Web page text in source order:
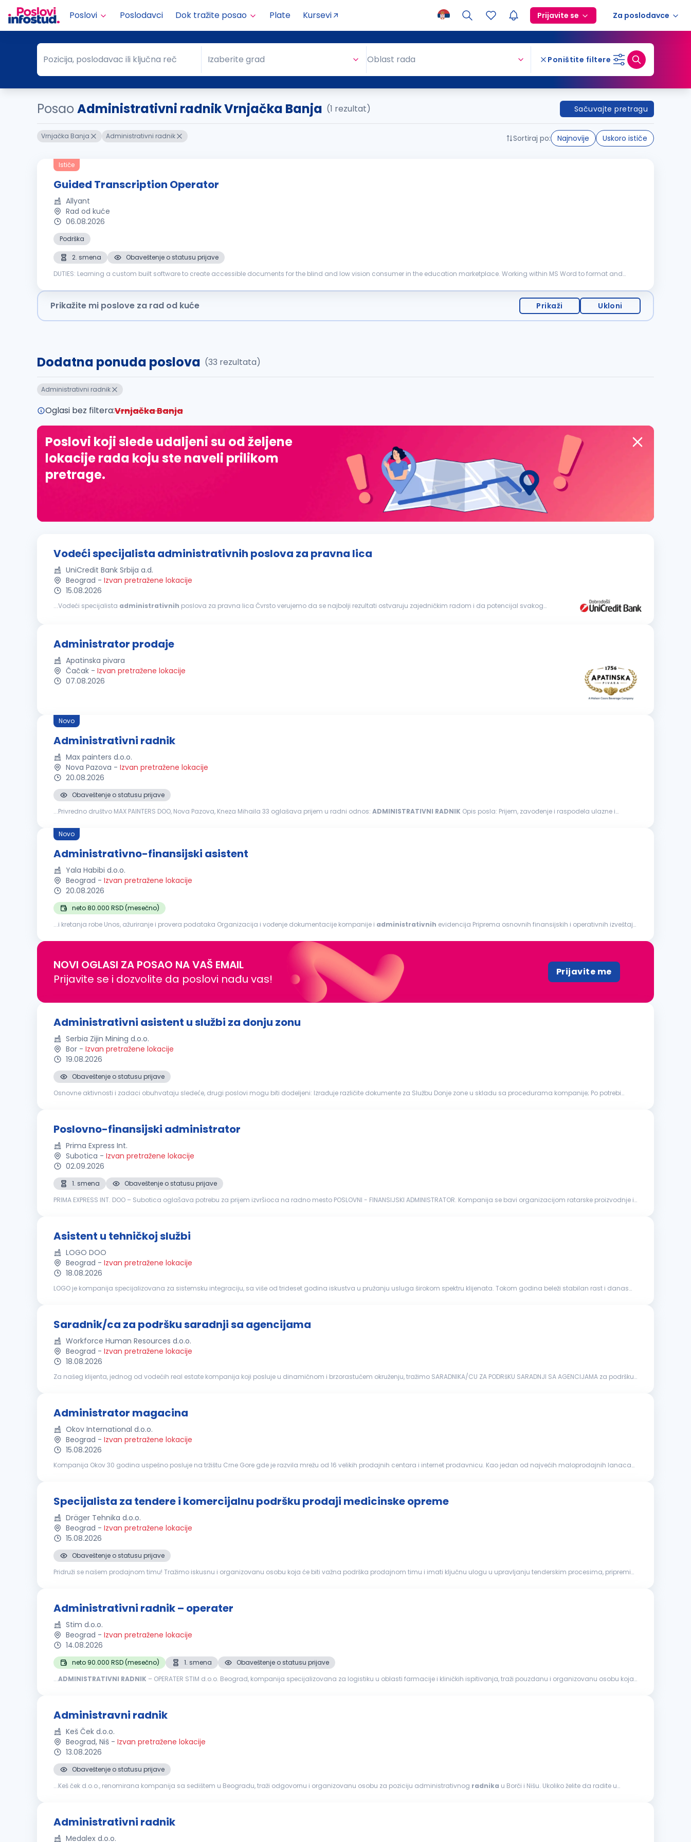
Poslovi Poslodavci Dok tražite posao Plate Kursevi Prijavite se Za poslodavce
Pozicija, poslodavac ili ključna reč
Pozicija, poslodavac ili ključna reč Grad
Izaberite grad Oblast rada Poništite filtere
PosaoAdministrativni radnik Vrnjačka Banja (1 rezultat) Sačuvajte pretragu
Vrnjačka Banja Administrativni radnik Sortiraj po: Najnovije Uskoro ističe
Ističe
Guided Transcription Operator
Allyant
Rad od kuće
06.08.2026
Podrška
2. smena
Obaveštenje o statusu prijave
DUTIES: Learning a custom built software to create accessible documents for the blind and low vision consumer in the education marketplace. Working within MS Word to format and
Prikažite mi poslove za rad od kuće Prikaži Ukloni
Dodatna ponuda poslova (33 rezultata)
Administrativni radnik
Oglasi bez filtera:Vrnjačka Banja
Poslovi koji slede udaljeni su od željene
lokacije rada koju ste naveli prilikom
pretrage.
Vodeći specijalista administrativnih poslova za pravna lica
UniCredit Bank Srbija a.d.
Beograd - Izvan pretražene lokacije
15.08.2026
...Vodeći specijalista administrativnih poslova za pravna lica Čvrsto verujemo da se najbolji rezultati ostvaruju zajedničkim radom i da potencijal svakog
Administrator prodaje
Apatinska pivara
Čačak - Izvan pretražene lokacije
07.08.2026
Novo
Administrativni radnik
Max painters d.o.o.
Nova Pazova - Izvan pretražene lokacije
20.08.2026
Obaveštenje o statusu prijave
...Privredno društvo MAX PAINTERS DOO, Nova Pazova, Kneza Mihaila 33 oglašava prijem u radni odnos: ADMINISTRATIVNI RADNIK Opis posla: Prijem, zavođenje i raspodela ulazne i
Novo
Administrativno-finansijski asistent
Yala Habibi d.o.o.
Beograd - Izvan pretražene lokacije
20.08.2026
neto 80.000 RSD (mesečno)
...i kretanja robe Unos, ažuriranje i provera podataka Organizacija i vođenje dokumentacije kompanije i administrativnih evidencija Priprema osnovnih finansijskih i operativnih izveštaja
NOVI OGLASI ZA POSAO NA VAŠ EMAIL
Prijavite se i dozvolite da poslovi nađu vas!
Prijavite me
Administrativni asistent u službi za donju zonu
Serbia Zijin Mining d.o.o.
Bor - Izvan pretražene lokacije
19.08.2026
Obaveštenje o statusu prijave
Osnovne aktivnosti i zadaci obuhvataju sledeće, drugi poslovi mogu biti dodeljeni: Izrađuje različite dokumente za Službu Donje zone u skladu sa procedurama kompanije; Po potrebi
Poslovno-finansijski administrator
Prima Express Int.
Subotica - Izvan pretražene lokacije
02.09.2026
1. smena
Obaveštenje o statusu prijave
PRIMA EXPRESS INT. DOO – Subotica oglašava potrebu za prijem izvršioca na radno mesto POSLOVNI - FINANSIJSKI ADMINISTRATOR. Kompanija se bavi organizacijom ratarske proizvodnje i
Asistent u tehničkoj službi
LOGO DOO
Beograd - Izvan pretražene lokacije
18.08.2026
LOGO je kompanija specijalizovana za sistemsku integraciju, sa više od trideset godina iskustva u pružanju usluga širokom spektru klijenata. Tokom godina beleži stabilan rast i danas
Saradnik/ca za podršku saradnji sa agencijama
Workforce Human Resources d.o.o.
Beograd - Izvan pretražene lokacije
18.08.2026
Za našeg klijenta, jednog od vodećih real estate kompanija koji posluje u dinamičnom i brzorastućem okruženju, tražimo SARADNIKA/CU ZA PODRšKU SARADNJI SA AGENCIJAMA za podršku
Administrator magacina
Okov International d.o.o.
Beograd - Izvan pretražene lokacije
15.08.2026
Kompanija Okov 30 godina uspešno posluje na tržištu Crne Gore gde je razvila mrežu od 16 velikih prodajnih centara i internet prodavnicu. Kao jedan od najvećih maloprodajnih lanaca
Specijalista za tendere i komercijalnu podršku prodaji medicinske opreme
Dräger Tehnika d.o.o.
Beograd - Izvan pretražene lokacije
15.08.2026
Obaveštenje o statusu prijave
Pridruži se našem prodajnom timu! Tražimo iskusnu i organizovanu osobu koja će biti važna podrška prodajnom timu i imati ključnu ulogu u upravljanju tenderskim procesima, pripremi
Administrativni radnik – operater
Stim d.o.o.
Beograd - Izvan pretražene lokacije
14.08.2026
neto 90.000 RSD (mesečno) 1. smena
Obaveštenje o statusu prijave
...ADMINISTRATIVNI RADNIK – OPERATER STIM d.o.o. Beograd, kompanija specijalizovana za logistiku u oblasti farmacije i kliničkih ispitivanja, traži pouzdanu i organizovanu osobu koja
Administravni radnik
Keš Ček d.o.o.
Beograd, Niš - Izvan pretražene lokacije
13.08.2026
Obaveštenje o statusu prijave
...Keš ček d.o.o., renomirana kompanija sa sedištem u Beogradu, traži odgovornu i organizovanu osobu za poziciju administrativnog radnika u Borči i Nišu. Ukoliko želite da radite u
Administrativni radnik
Medalex d.o.o.